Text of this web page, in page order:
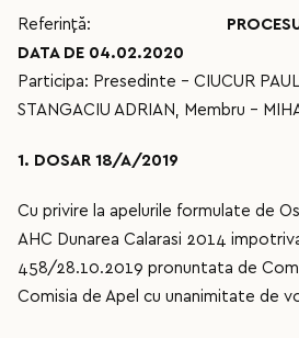
Referință:
DATA DE 04.02.2020
Participa: Presedinte – CIUCUR
STANGACIU ADRIAN, Membru –
1. DOSAR 18/A/2019
Cu privire la apelurile formulate de
AHC Dunarea Calarasi 2014
458/28.10.2019 pronuntata de
Comisia de Apel cu unanimitate de